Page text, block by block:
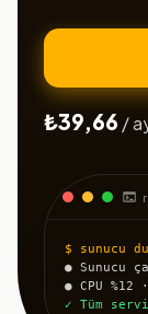
$ sunucu
● Sunucu
● CPU %12
✓ Tüm
₺39,66 /